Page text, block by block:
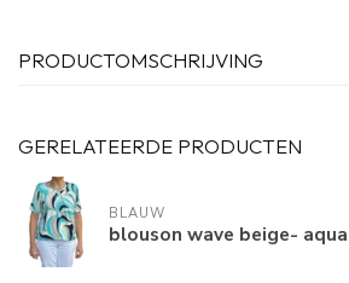
PRODUCTOMSCHRIJVING
GERELATEERDE PRODUCTEN
BLAUW
blouson wave beige- aqua